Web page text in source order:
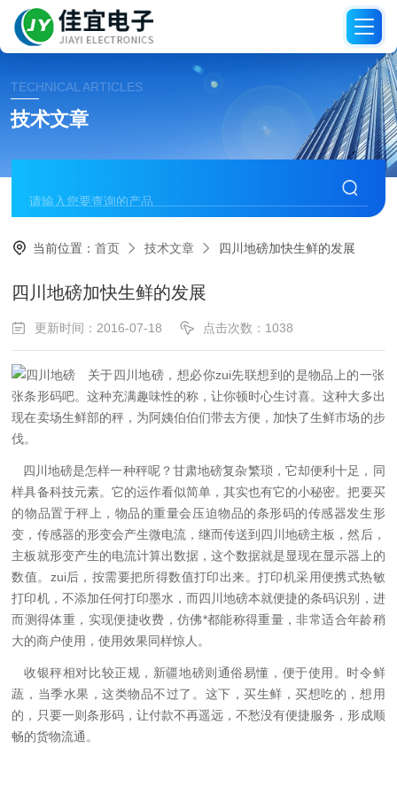
TECHNICAL ARTICLES
技术文章
当前位置：首页 技术文章 四川地磅加快生鲜的发展
四川地磅加快生鲜的发展
更新时间：2016-07-18 点击次数：1038
关于四川地磅 ，想必你zui先联想到的是物品上的一张
张条形码吧。这种充满趣味性的称，让你顿时心生讨喜。这种大多出
现在卖场生鲜部的秤，为阿姨伯伯们带去方便，加快了生鲜市场的步
伐。
四川地磅是怎样一种秤呢？甘肃地磅复杂繁琐，它却便利十足，同
样具备科技元素。它的运作看似简单，其实也有它的小秘密。把要买
的物品置于秤上，物品的重量会压迫物品的条形码的传感器发生形
变，传感器的形变会产生微电流，继而传送到四川地磅主板，然后，
主板就形变产生的电流计算出数据，这个数据就是显现在显示器上的
数值。zui后，按需要把所得数值打印出来。打印机采用便携式热敏
打印机，不添加任何打印墨水，而四川地磅本就便捷的条码识别，进
而测得体重，实现便捷收费，仿佛*都能称得重量，非常适合年龄稍
大的商户使用，使用效果同样惊人。
收银秤相对比较正规， 新疆地磅则通俗易懂，便于使用。时令鲜
蔬，当季水果，这类物品不过了。这下，买生鲜，买想吃的，想用
的，只要一则条形码，让付款不再遥远，不愁没有便捷服务，形成顺
畅的货物流通。